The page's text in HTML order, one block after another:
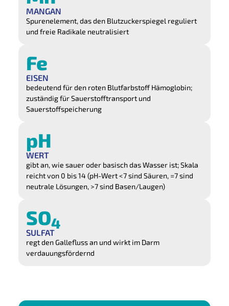
MANGAN
Spurenelement, das den Blutzuckerspiegel reguliert
und freie Radikale neutralisiert
Fe
EISEN
bedeutend für den roten Blutfarbstoff Hämoglobin;
zuständig für Sauerstofftransport und
Sauerstoffspeicherung
pH
WERT
gibt an, wie sauer oder basisch das Wasser ist; Skala
reicht von 0 bis 14 (pH-Wert <7 sind Säuren, =7 sind
neutrale Lösungen, >7 sind Basen/Laugen)
SO4
SULFAT
regt den Gallefluss an und wirkt im Darm
verdauungsfördernd